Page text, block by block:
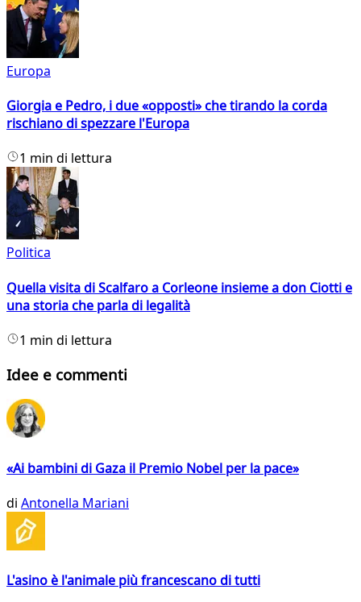
Europa
Giorgia e Pedro, i due «opposti» che tirando la corda
rischiano di spezzare l'Europa
1 min di lettura
Politica
Quella visita di Scalfaro a Corleone insieme a don Ciotti e
una storia che parla di legalità
1 min di lettura
Idee e commenti
«Ai bambini di Gaza il Premio Nobel per la pace»
di Antonella Mariani
L'asino è l'animale più francescano di tutti